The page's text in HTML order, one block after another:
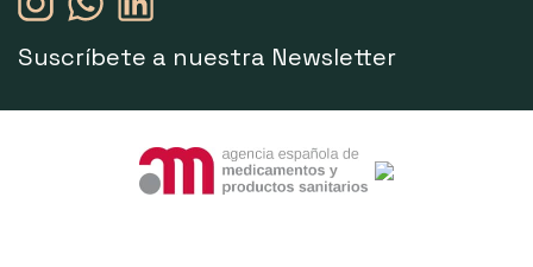
Suscríbete a nuestra Newsletter